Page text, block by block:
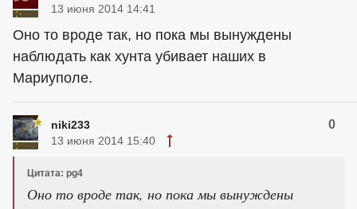
13 июня 2014 14:41
Оно то вроде так, но пока мы вынуждены
наблюдать как хунта убивает наших в
Мариуполе.
niki233 0
13 июня 2014 15:40
Цитата: pg4
Оно то вроде так, но пока мы вынуждены